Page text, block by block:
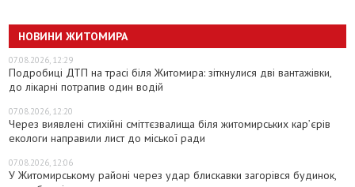
НОВИНИ ЖИТОМИРА
07.08.2026, 12:29
Подробиці ДТП на трасі біля Житомира: зіткнулися дві вантажівки,
до лікарні потрапив один водій
07.08.2026, 12:20
Через виявлені стихійні сміттєзвалища біля житомирських кар’єрів
екологи направили лист до міської ради
07.08.2026, 12:06
У Житомирському районі через удар блискавки загорівся будинок,